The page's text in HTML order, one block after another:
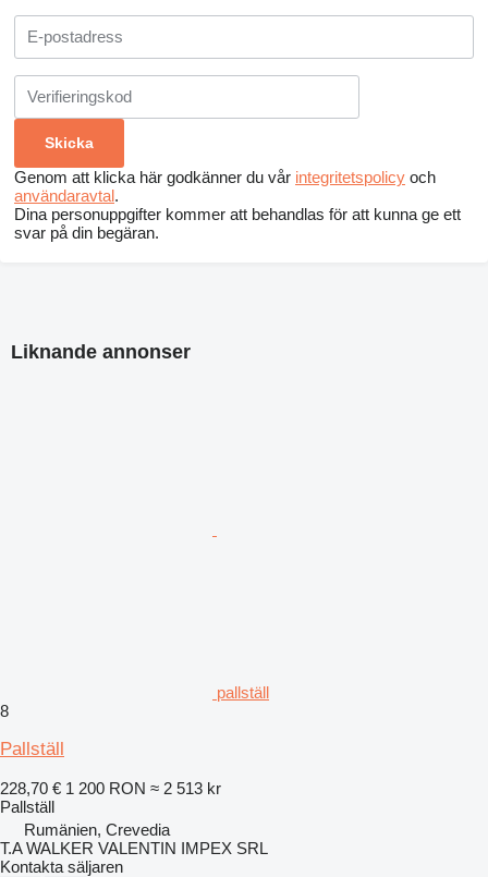
Genom att klicka här godkänner du vår integritetspolicy och
användaravtal.
Dina personuppgifter kommer att behandlas för att kunna ge ett
svar på din begäran.
Liknande annonser
pallställ
8
Pallställ
228,70 € 1 200 RON ≈ 2 513 kr
Pallställ
Rumänien, Crevedia
T.A WALKER VALENTIN IMPEX SRL
Kontakta säljaren